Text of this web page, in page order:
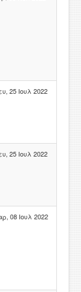
25 Ιουλ 2022
25 Ιουλ 2022
08 Ιουλ 2022